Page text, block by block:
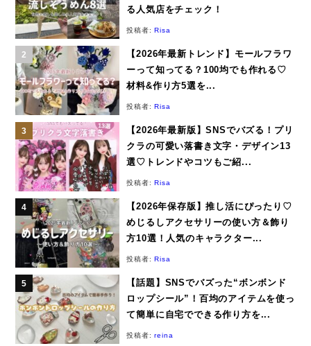
る人気店をチェック！
投稿者:Risa
【2026年最新トレンド】モールフラワ
ーって知ってる？100均でも作れる♡
材料&作り方5選を...
投稿者:Risa
【2026年最新版】SNSでバズる！プリ
クラの可愛い落書き文字・デザイン13
選♡トレンドやコツもご紹...
投稿者:Risa
【2026年保存版】推し活にぴったり♡
めじるしアクセサリーの使い方＆飾り
方10選！人気のキャラクター...
投稿者:Risa
【話題】SNSでバズった“ボンボンド
ロップシール”！百均のアイテムを使っ
て簡単に自宅でできる作り方を...
投稿者:reina